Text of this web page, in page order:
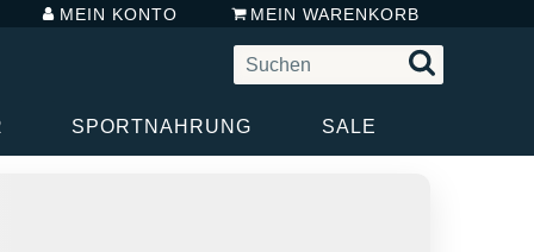
MEIN KONTO MEIN WARENKORB
SPORTNAHRUNG SALE